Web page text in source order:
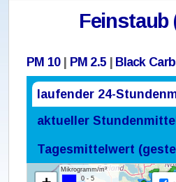
Feinstaub
PM 10| PM 2.5 Black
laufender 24-
aktueller
Tagesmittelwert